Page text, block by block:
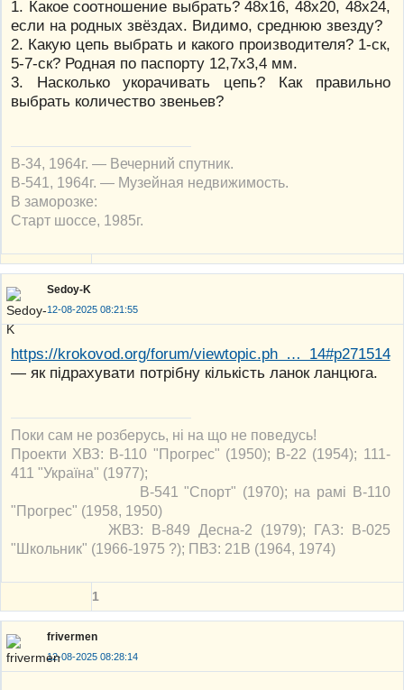
1. Какое соотношение выбрать? 48х16, 48х20, 48х24,
если на родных звёздах. Видимо, среднюю звезду?
2. Какую цепь выбрать и какого производителя? 1-ск,
5-7-ск? Родная по паспорту 12,7х3,4 мм.
3. Насколько укорачивать цепь? Как правильно
выбрать количество звеньев?
В-34, 1964г. — Вечерний спутник.
В-541, 1964г. — Музейная недвижимость.
В заморозке:
Старт шоссе, 1985г.
Sedoy-K
12-08-2025 08:21:55
https://krokovod.org/forum/viewtopic.ph … 14#p271514
— як підрахувати потрібну кількість ланок ланцюга.
Поки сам не розберусь, ні на що не поведусь!
Проекти ХВЗ: В-110 "Прогрес" (1950); В-22 (1954); 111-
411 "Україна" (1977);
В-541 "Спорт" (1970); на рамі В-110
"Прогрес" (1958, 1950)
ЖВЗ: В-849 Десна-2 (1979); ГАЗ: В-025
"Школьник" (1966-1975 ?); ПВЗ: 21В (1964, 1974)
1
frivermen
12-08-2025 08:28:14